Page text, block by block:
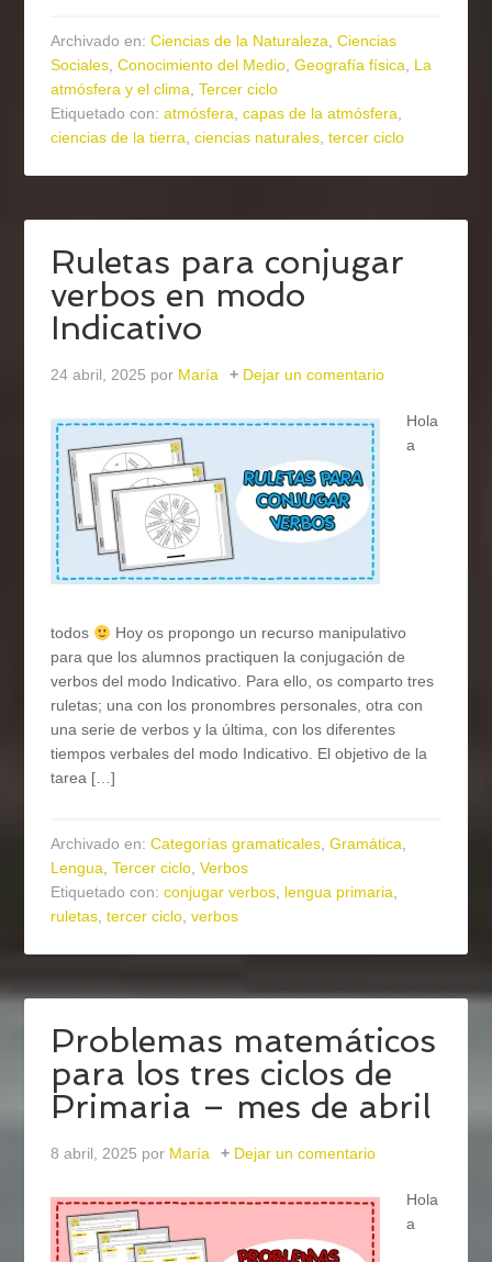
Archivado en:Ciencias de la Naturaleza,Ciencias
Sociales,Conocimiento del Medio,Geografía física, La
atmósfera y el clima,Tercer ciclo
Etiquetado con:atmósfera,capas de la atmósfera,
ciencias de la tierra,ciencias naturales,tercer ciclo
Ruletas para conjugar
verbos en modo
Indicativo
24 abril, 2025 por María Dejar un comentario
Hola
a
todos
Hoy os propongo un recurso manipulativo
para que los alumnos practiquen la conjugación de
verbos del modo Indicativo. Para ello, os comparto tres
ruletas; una con los pronombres personales, otra con
una serie de verbos y la última, con los diferentes
tiempos verbales del modo Indicativo. El objetivo de la
tarea […]
Archivado en:Categorías gramaticales,Gramática,
Lengua,Tercer ciclo,Verbos
Etiquetado con:conjugar verbos, lengua primaria,
ruletas,tercer ciclo,verbos
Problemas matemáticos
para los tres ciclos de
Primaria – mes de abril
8 abril, 2025 por María Dejar un comentario
Hola
a